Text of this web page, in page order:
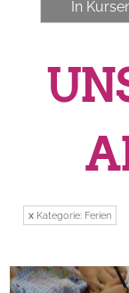
x Kategorie: Ferien